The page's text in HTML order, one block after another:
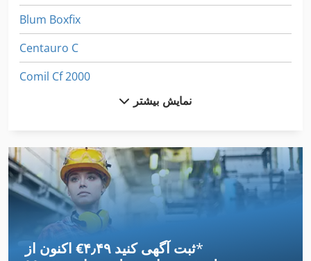
Blum Boxfix
Centauro C
Comil Cf 2000
Hegner Hdb 200
Kitamura Mycenter 0
Kitamura Mycenter 1
Mubea Kblh 700
نمایش بیشتر
اکنون از ‎€۴٫۴۹ ثبت آگهی کنید*